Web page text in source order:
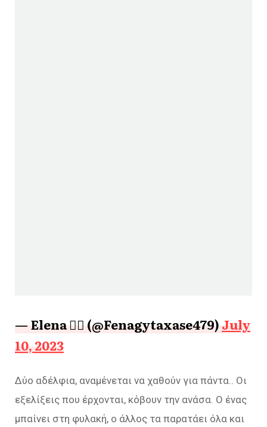
— Elena ❤️‍🔥 (@Fenagytaxase479)July
10, 2023
Δύο αδέλφια, αναμένεται να χαθούν για πάντα.. Οι
εξελίξεις που έρχονται, κόβουν την ανάσα. Ο ένας
μπαίνει στη φυλακή, ο άλλος τα παρατάει όλα και